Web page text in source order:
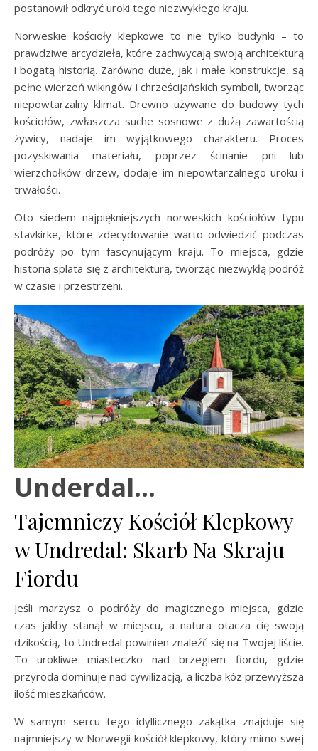
postanowił odkryć uroki tego niezwykłego kraju.
Norweskie kościoły klepkowe to nie tylko budynki – to
prawdziwe arcydzieła, które zachwycają swoją architekturą
i bogatą historią. Zarówno duże, jak i małe konstrukcje, są
pełne wierzeń wikingów i chrześcijańskich symboli, tworząc
niepowtarzalny klimat. Drewno używane do budowy tych
kościołów, zwłaszcza suche sosnowe z dużą zawartością
żywicy, nadaje im wyjątkowego charakteru. Proces
pozyskiwania materiału, poprzez ścinanie pni lub
wierzchołków drzew, dodaje im niepowtarzalnego uroku i
trwałości.
Oto siedem najpiękniejszych norweskich kościołów typu
stavkirke, które zdecydowanie warto odwiedzić podczas
podróży po tym fascynującym kraju. To miejsca, gdzie
historia splata się z architekturą, tworząc niezwykłą podróż
w czasie i przestrzeni.
Underdal…
Tajemniczy Kościół Klepkowy
w Undredal: Skarb Na Skraju
Fiordu
Jeśli marzysz o podróży do magicznego miejsca, gdzie
czas jakby stanął w miejscu, a natura otacza cię swoją
dzikością, to Undredal powinien znaleźć się na Twojej liście.
To urokliwe miasteczko nad brzegiem fiordu, gdzie
przyroda dominuje nad cywilizacją, a liczba kóz przewyższa
ilość mieszkańców.
W samym sercu tego idyllicznego zakątka znajduje się
najmniejszy w Norwegii kościół klepkowy, który mimo swej